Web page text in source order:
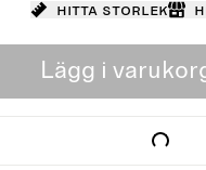
Hitta storlek
Lägg i